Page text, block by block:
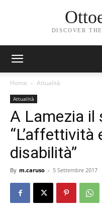
DISCOVER
Home Attualità
Attualità
A Lamezia il
“L’affettività
disabilità”
By m.caruso - 5 Settembre 2017